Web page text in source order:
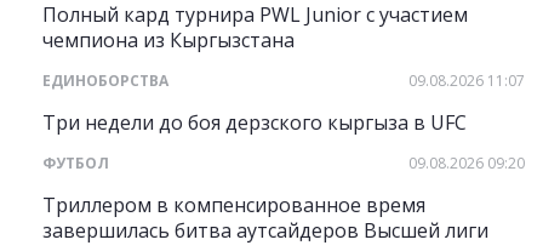
Полный кард турнира PWL Junior с участием
чемпиона из Кыргызстана
ЕДИНОБОРСТВА 09.08.2026 11:07
Три недели до боя дерзского кыргыза в UFC
ФУТБОЛ 09.08.2026 09:20
Триллером в компенсированное время
завершилась битва аутсайдеров Высшей лиги